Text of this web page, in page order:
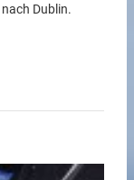
Dublin.